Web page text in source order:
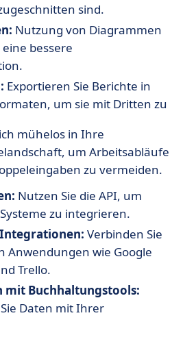
sind.
Nutzung von Diagrammen
bessere
Exportieren Sie Berichte in
um sie mit Dritten zu
mühelos in Ihre
um Arbeitsabläufe
zu vermeiden.
Nutzen Sie die API, um
zu integrieren.
Verbinden Sie
Anwendungen wie Google
Trello.
mit Buchhaltungstools:
Daten mit Ihrer